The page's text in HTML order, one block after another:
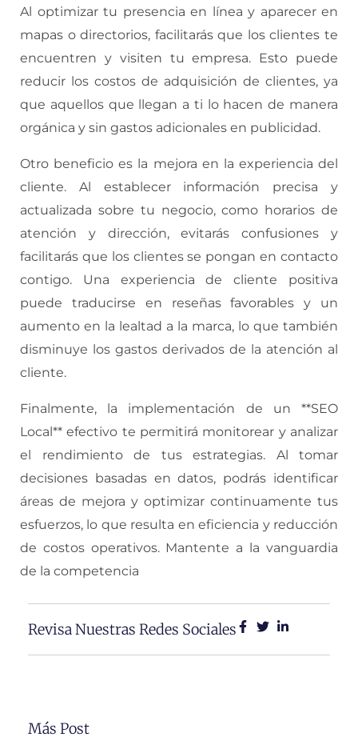
Al optimizar tu presencia en línea y aparecer en
mapas o directorios, facilitarás que los clientes te
encuentren y visiten tu empresa. Esto puede
reducir los costos de adquisición de clientes, ya
que aquellos que llegan a ti lo hacen de manera
orgánica y sin gastos adicionales en publicidad.
Otro beneficio es la mejora en la experiencia del
cliente. Al establecer información precisa y
actualizada sobre tu negocio, como horarios de
atención y dirección, evitarás confusiones y
facilitarás que los clientes se pongan en contacto
contigo. Una experiencia de cliente positiva
puede traducirse en reseñas favorables y un
aumento en la lealtad a la marca, lo que también
disminuye los gastos derivados de la atención al
cliente.
Finalmente, la implementación de un **SEO
Local** efectivo te permitirá monitorear y analizar
el rendimiento de tus estrategias. Al tomar
decisiones basadas en datos, podrás identificar
áreas de mejora y optimizar continuamente tus
esfuerzos, lo que resulta en eficiencia y reducción
de costos operativos. Mantente a la vanguardia
de la competencia
Revisa Nuestras Redes Sociales
Más Post